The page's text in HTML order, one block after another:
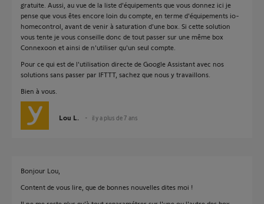
gratuite. Aussi, au vue de la liste d'équipements que vous donnez ici je
pense que vous êtes encore loin du compte, en terme d'équipements io-
homecontrol, avant de venir à saturation d'une box. Si cette solution
vous tente je vous conseille donc de tout passer sur une même box
Connexoon et ainsi de n'utiliser qu'un seul compte.
Pour ce qui est de l'utilisation directe de Google Assistant avec nos
solutions sans passer par IFTTT, sachez que nous y travaillons.
Bien à vous.
Lou L. il y a plus de 7 ans
Bonjour Lou,
Content de vous lire, que de bonnes nouvelles dites moi !